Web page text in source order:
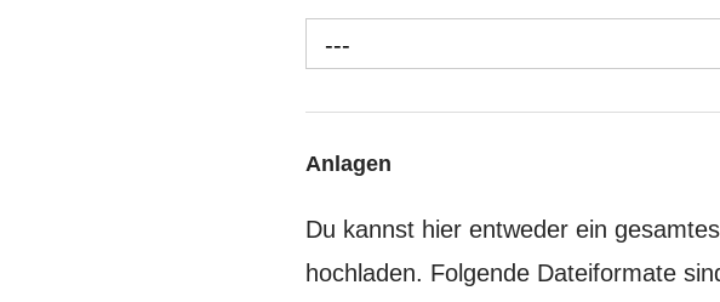
---
Anlagen
Du kannst hier entweder ein
hochladen. Folgende Dateiformate